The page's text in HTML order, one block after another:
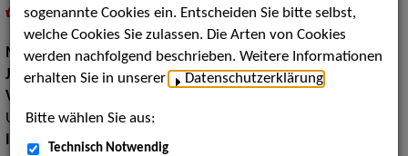
als PDF speichern
inMeine Merklistelegen
Musik:Jazz, Volksmusik und Intern. Folklore
Jazz:Gypsy Jazz
Volksmusik Internationale Folklore:
Ungarn, Mobile Bands
Instrument:Geige, Mandoline, Saxofon
sogenannte Cookies ein. Entscheiden Sie bitte selbst,
welche Cookies Sie zulassen. Die Arten von Cookies
werden nachfolgend beschrieben. Weitere Informationen
erhalten Sie in unserer
Datenschutzerklärung
Bitte wählen Sie aus:
Technisch Notwendig